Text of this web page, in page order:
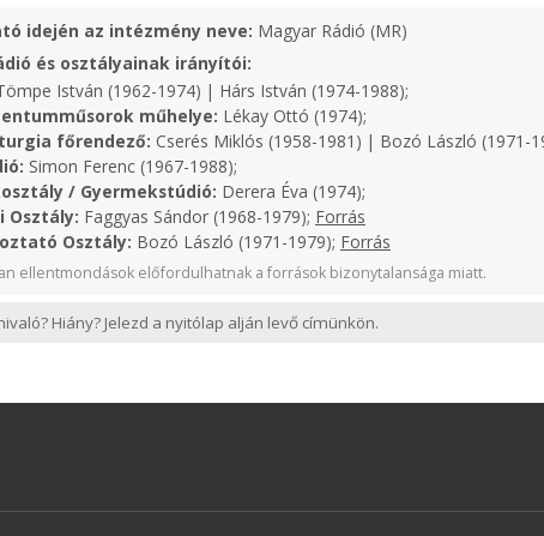
idején az intézmény neve: Magyar Rádió (MR)
és osztályainak irányítói:
István (1962-1974) | Hárs István (1974-1988);
műhelye: Lékay Ottó (1974);
főrendező: Cserés Miklós (1958-1981) | Bozó László (1971-
Simon Ferenc (1967-1988);
/ Gyermekstúdió: Derera Éva (1974);
Osztály: Faggyas Sándor (1968-1979); Forrás
Osztály: Bozó László (1971-1979); Forrás
ellentmondások előfordulhatnak a források bizonytalansága miatt.
Hiány? Jelezd a nyitólap alján levő címünkön.